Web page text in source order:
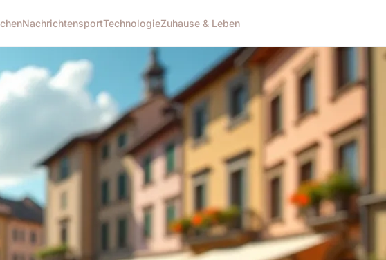
NachrichtensportTechnologieZuhause & Leben